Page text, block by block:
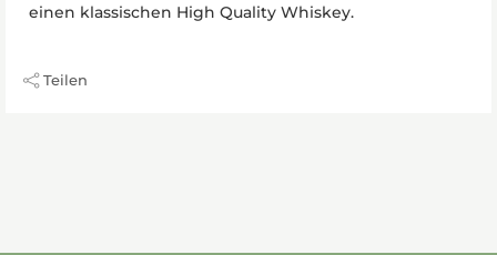
einen klassischen High Quality Whiskey.
Teilen